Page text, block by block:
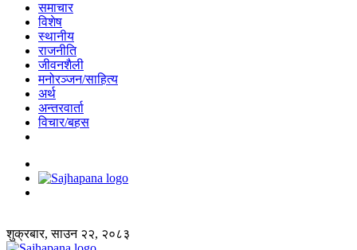
समाचार
विशेष
स्थानीय
राजनीति
जीवनशैली
मनोरञ्जन/साहित्य
अर्थ
अन्तरवार्ता
विचार/बहस
शुक्रबार, साउन २२, २०८३